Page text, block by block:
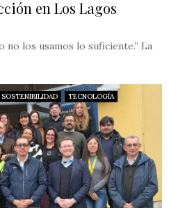
en Los Lagos
no los usamos lo suficiente.” La
SOSTENIBILIDAD TECNOLOGÍA